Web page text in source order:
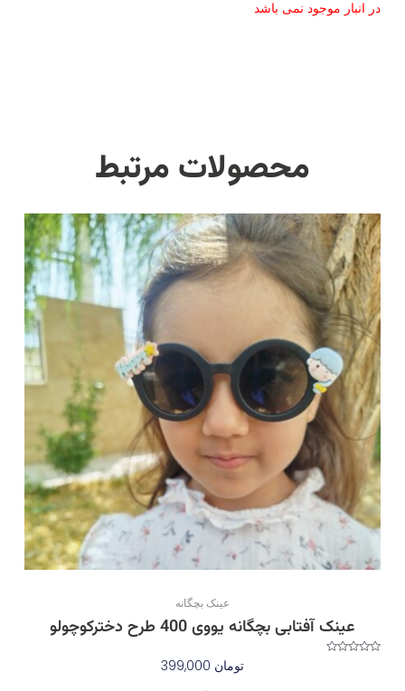
در انبار موجود نمی باشد
محصولات مرتبط
عینک بچگانه
عینک آفتابی بچگانه یووی 400 طرح دخترکوچولو
تومان
این
محصول
دارای
انواع
مختلفی
باشد.
گزینه
ها
ممکن
است
در
صفحه
محصول
انتخاب
شوند